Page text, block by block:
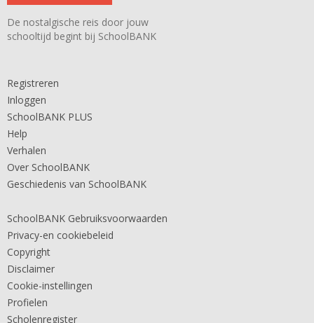
De nostalgische reis door jouw
schooltijd begint bij SchoolBANK
Registreren
Inloggen
SchoolBANK PLUS
Help
Verhalen
Over SchoolBANK
Geschiedenis van SchoolBANK
SchoolBANK Gebruiksvoorwaarden
Privacy-en cookiebeleid
Copyright
Disclaimer
Cookie-instellingen
Profielen
Scholenregister